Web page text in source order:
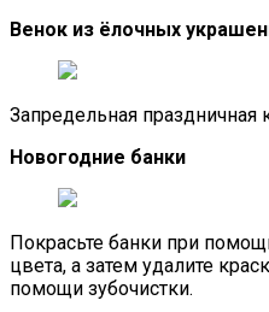
Венок из ёлочных
Запредельная праздничная
Новогодние банки
Покрасьте банки при
цвета, а затем удалите
помощи зубочистки.